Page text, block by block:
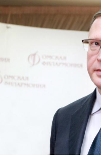
Сайт
Буркова